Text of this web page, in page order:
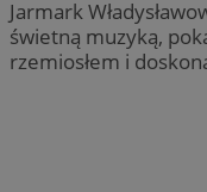
Jarmark
świetną muzyką,
rzemiosłem i